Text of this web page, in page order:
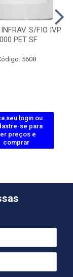
S/FIO IVP
PET SF
5608
seu login ou
se para
preços e
comprar